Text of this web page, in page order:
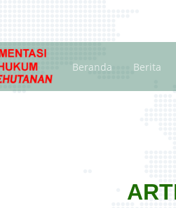
Beranda Berita